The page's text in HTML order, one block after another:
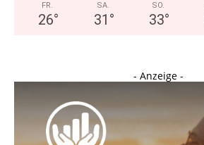
FR.
26°
SA.
31 °
SO.
33°
- Anzeige -